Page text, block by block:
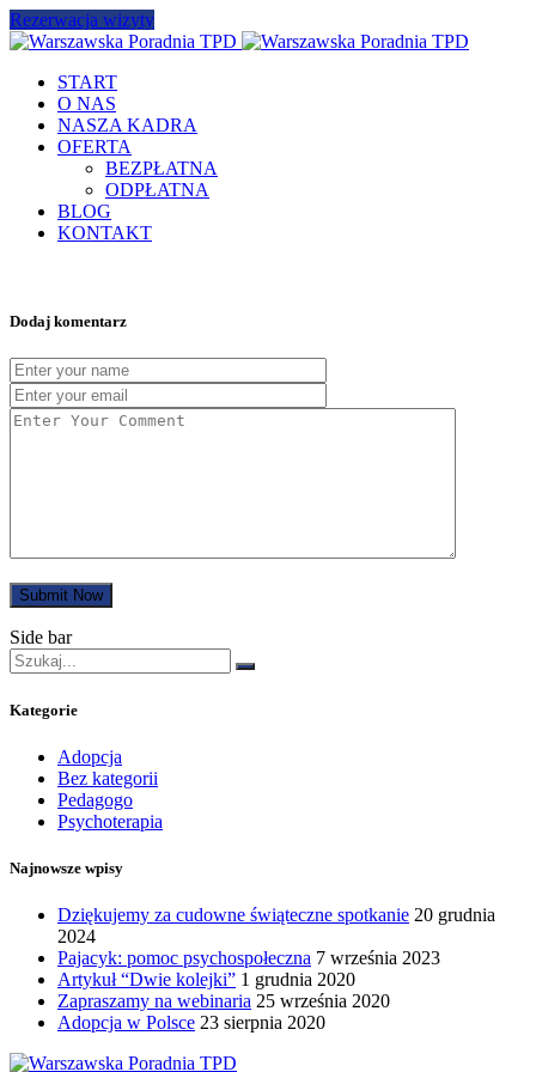
Rezerwacja wizyty
START
O NAS
NASZA KADRA
OFERTA
BEZPŁATNA
ODPŁATNA
BLOG
KONTAKT
Dodaj komentarz
Submit Now
Side bar
Kategorie
Adopcja
Bez kategorii
Pedagogo
Psychoterapia
Najnowsze wpisy
Dziękujemy za cudowne świąteczne spotkanie 20 grudnia
2024
Pajacyk: pomoc psychospołeczna 7 września 2023
Artykuł “Dwie kolejki” 1 grudnia 2020
Zapraszamy na webinaria 25 września 2020
Adopcja w Polsce 23 sierpnia 2020